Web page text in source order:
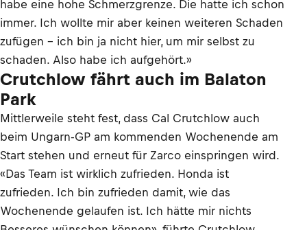
habe eine hohe Schmerzgrenze. Die hatte ich schon
immer. Ich wollte mir aber keinen weiteren Schaden
zufügen – ich bin ja nicht hier, um mir selbst zu
schaden. Also habe ich aufgehört.»
Crutchlow fährt auch im Balaton
Park
Mittlerweile steht fest, dass Cal Crutchlow auch
beim Ungarn-GP am kommenden Wochenende am
Start stehen und erneut für Zarco einspringen wird.
«Das Team ist wirklich zufrieden. Honda ist
zufrieden. Ich bin zufrieden damit, wie das
Wochenende gelaufen ist. Ich hätte mir nichts